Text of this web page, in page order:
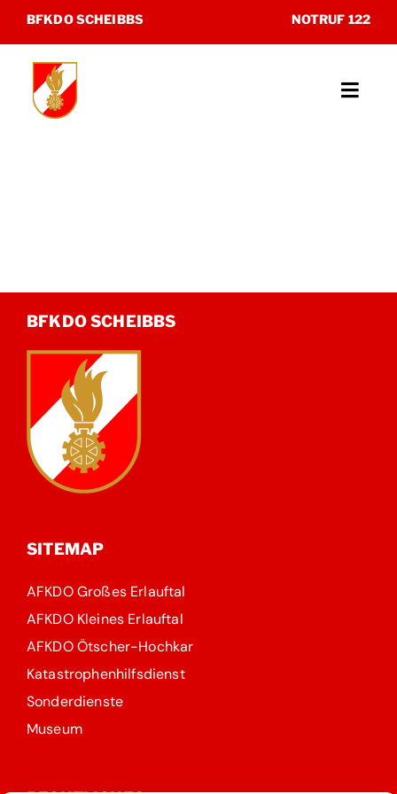
Inhalt
springen
BFKDO SCHEIBBS NOTRUF 122
Museum
BFKDO SCHEIBBS
SITEMAP
AFKDO Großes Erlauftal
AFKDO Kleines Erlauftal
AFKDO Ötscher-Hochkar
Katastrophenhilfsdienst
Sonderdienste
Museum